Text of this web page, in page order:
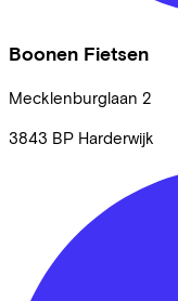
Boonen Fietsen
Mecklenburglaan 2
3843 BP Harderwijk